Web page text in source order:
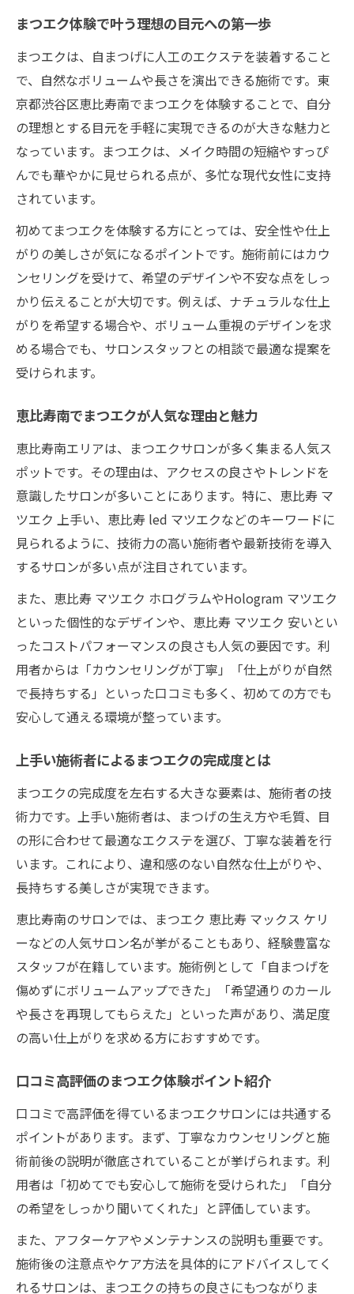
恵比寿で安いまつエク施術を賢く選ぶコツ
人気のホログラムまつエクで目元を印象的
に
自信を引き出す恵比寿南まつエクの魅力
まつエクで感じる自信とその理由を解説
恵比寿南で人気のまつエクサロン紹介
上手い技術のまつエクが自信に与える影響
LEDマツエクが叶えるナチュラルな仕上が
ホログラムやLED対応まつエク最新情報
まつエク業界で注目のLED施術とは何か
ホログラムまつエクの魅力と最新デザイン
恵比寿で体験できるLEDまつエクの特徴
まつエク選びで重視すべき最新技術ポイン
ト
まつエク選びに迷った女性へ贈るポイント
まつエクサロン選びで重視すべき基準とは
上手いまつエクを見極めるための比較方法
口コミ人気のまつエクが選ばれる理由分析
ド
安いまつエクでも満足度を高める工夫とは
恵比寿周辺で上手なマツエクを探すなら
恵比寿で上手いまつエクサロンの探し方
技術力で選ぶまつエクサロンのチェック法
安いだけでなく上手いまつエク選びの秘訣
口コミ評価が高いまつエクサロンの特徴
まつエク体験で叶う理想の目元への第一歩
まつエクは、自まつげに人工のエクステを装着すること
で、自然なボリュームや長さを演出できる施術です。東
京都渋谷区恵比寿南でまつエクを体験することで、自分
の理想とする目元を手軽に実現できるのが大きな魅力と
なっています。まつエクは、メイク時間の短縮やすっぴ
んでも華やかに見せられる点が、多忙な現代女性に支持
されています。
初めてまつエクを体験する方にとっては、安全性や仕上
がりの美しさが気になるポイントです。施術前にはカウ
ンセリングを受けて、希望のデザインや不安な点をしっ
かり伝えることが大切です。例えば、ナチュラルな仕上
がりを希望する場合や、ボリューム重視のデザインを求
める場合でも、サロンスタッフとの相談で最適な提案を
受けられます。
恵比寿南でまつエクが人気な理由と魅力
恵比寿南エリアは、まつエクサロンが多く集まる人気ス
ポットです。その理由は、アクセスの良さやトレンドを
意識したサロンが多いことにあります。特に、恵比寿 マ
ツエク 上手い、恵比寿 led マツエクなどのキーワードに
見られるように、技術力の高い施術者や最新技術を導入
するサロンが多い点が注目されています。
また、恵比寿 マツエク ホログラムやHologram マツエク
といった個性的なデザインや、恵比寿 マツエク 安いとい
ったコストパフォーマンスの良さも人気の要因です。利
用者からは「カウンセリングが丁寧」「仕上がりが自然
で長持ちする」といった口コミも多く、初めての方でも
安心して通える環境が整っています。
上手い施術者によるまつエクの完成度とは
まつエクの完成度を左右する大きな要素は、施術者の技
術力です。上手い施術者は、まつげの生え方や毛質、目
の形に合わせて最適なエクステを選び、丁寧な装着を行
います。これにより、違和感のない自然な仕上がりや、
長持ちする美しさが実現できます。
恵比寿南のサロンでは、まつエク 恵比寿 マックス ケリ
ーなどの人気サロン名が挙がることもあり、経験豊富な
スタッフが在籍しています。施術例として「自まつげを
傷めずにボリュームアップできた」「希望通りのカール
や長さを再現してもらえた」といった声があり、満足度
の高い仕上がりを求める方におすすめです。
口コミ高評価のまつエク体験ポイント紹介
口コミで高評価を得ているまつエクサロンには共通する
ポイントがあります。まず、丁寧なカウンセリングと施
術前後の説明が徹底されていることが挙げられます。利
用者は「初めてでも安心して施術を受けられた」「自分
の希望をしっかり聞いてくれた」と評価しています。
また、アフターケアやメンテナンスの説明も重要です。
施術後の注意点やケア方法を具体的にアドバイスしてく
れるサロンは、まつエクの持ちの良さにもつながりま